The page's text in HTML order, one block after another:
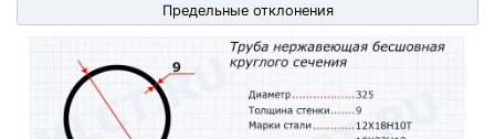
Предельные отклонения